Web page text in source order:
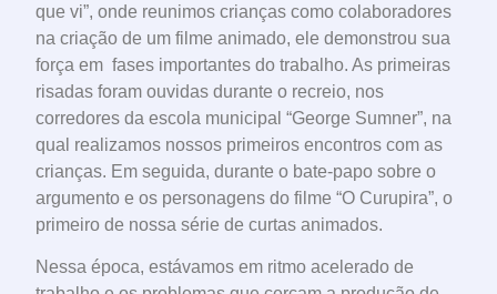
que vi”, onde reunimos crianças como colaboradores
na criação de um filme animado, ele demonstrou sua
força em fases importantes do trabalho. As primeiras
risadas foram ouvidas durante o recreio, nos
corredores da escola municipal “George Sumner”, na
qual realizamos nossos primeiros encontros com as
crianças. Em seguida, durante o bate-papo sobre o
argumento e os personagens do filme “O Curupira”, o
primeiro de nossa série de curtas animados.
Nessa época, estávamos em ritmo acelerado de